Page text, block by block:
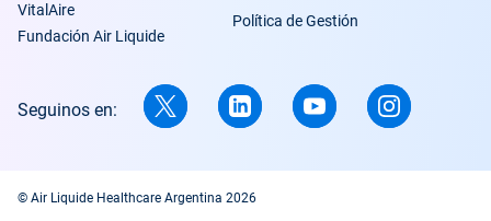
VitalAire
Fundación Air Liquide
Política de Gestión
Seguinos en:
© Air Liquide Healthcare Argentina 2026